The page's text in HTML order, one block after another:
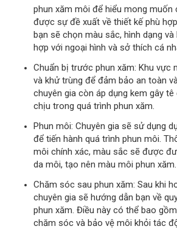
phun xăm môi để hiểu mong muốn
được sự đề xuất về thiết kế phù
bạn sẽ chọn màu sắc, hình dạng và
hợp với ngoại hình và sở thích cá
Chuẩn bị trước phun xăm: Khu vực
và khử trùng để đảm bảo an toàn
chuyên gia còn áp dụng kem gây
chịu trong quá trình phun xăm.
Phun môi: Chuyên gia sẽ sử dụng
để tiến hành quá trình phun môi.
môi chính xác, màu sắc sẽ được
da môi, tạo nên màu môi phun xăm.
Chăm sóc sau phun xăm: Sau khi
chuyên gia sẽ hướng dẫn bạn về
phun xăm. Điều này có thể bao
chăm sóc và bảo vệ môi khỏi tác